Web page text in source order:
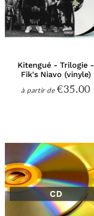
Kitengué - Trilogie -
Fik's Niavo (vinyle)
à partir dePrix
€35.00
CD